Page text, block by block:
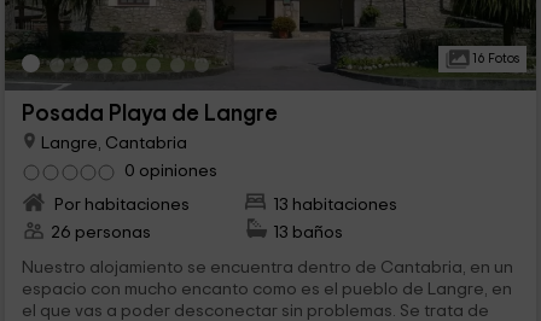
16 Fotos
Posada Playa de Langre
Langre, Cantabria
0 opiniones
Por habitaciones
13 habitaciones
26 personas
13 baños
Nuestro alojamiento se encuentra dentro de Cantabria, en un
espacio con mucho encanto como es el pueblo de Langre, en
el que vas a poder desconectar sin problemas. Se trata de